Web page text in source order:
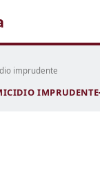
imprudente
IMPRUDENTE